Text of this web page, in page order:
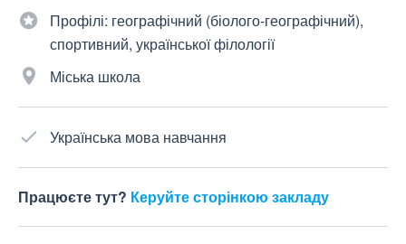
Профілі: географічний (біолого-географічний),
спортивний, української філології
Міська школа
Українська мова навчання
Працюєте тут? Керуйте сторінкою закладу